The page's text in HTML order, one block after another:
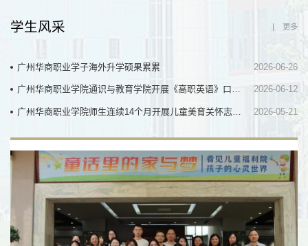
学生风采 更多
广州华商职业学子海外升学硕果累累 2026-06-26
广州华商职业学院通识与教育学院开展《高职英语》口语课程实践教学 2026-06-12
广州华商职业学院师生连续14个月开展儿童美育关怀志愿服务 2026-05-21